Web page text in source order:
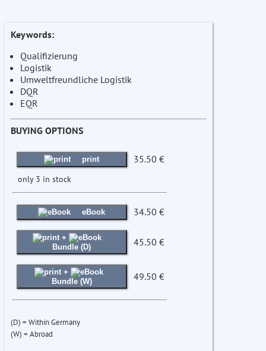
Keywords:
Qualifizierung
Logistik
Umweltfreundliche Logistik
DQR
EQR
BUYING OPTIONS
print 35.50 €
only 3 in stock
eBook 34.50 €
+
Bundle (D)
45.50 €
+
Bundle (W)
49.50 €
(D) = Within Germany
(W) = Abroad